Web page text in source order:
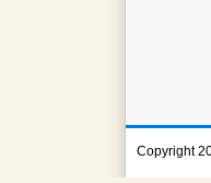
Copyright